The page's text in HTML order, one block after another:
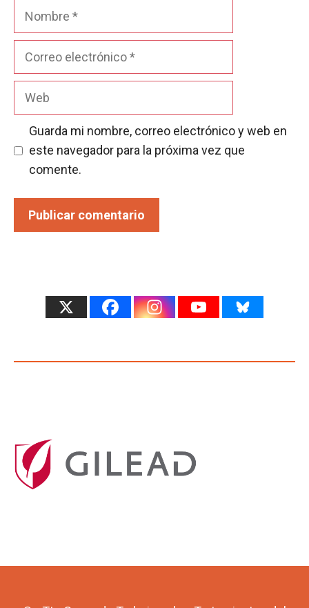
Nombre
Guarda mi nombre, correo electrónico y web en
este navegador para la próxima vez que
comente.